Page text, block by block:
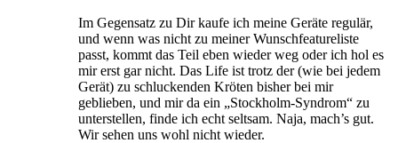
Im Gegensatz zu Dir kaufe ich meine Geräte regulär,
und wenn was nicht zu meiner Wunschfeatureliste
passt, kommt das Teil eben wieder weg oder ich hol es
mir erst gar nicht. Das Life ist trotz der (wie bei jedem
Gerät) zu schluckenden Kröten bisher bei mir
geblieben, und mir da ein „Stockholm-Syndrom“ zu
unterstellen, finde ich echt seltsam. Naja, mach’s gut.
Wir sehen uns wohl nicht wieder.